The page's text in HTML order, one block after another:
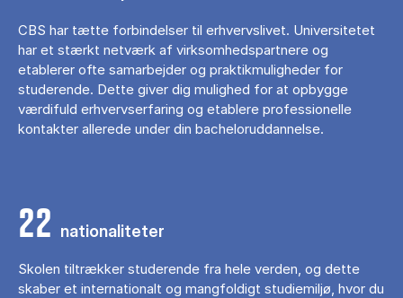
CBS har tætte forbindelser til erhvervslivet. Universitetet
har et stærkt netværk af virksomhedspartnere og
etablerer ofte samarbejder og praktikmuligheder for
studerende. Dette giver dig mulighed for at opbygge
værdifuld erhvervserfaring og etablere professionelle
kontakter allerede under din bacheloruddannelse.
22 nationaliteter
Skolen tiltrækker studerende fra hele verden, og dette
skaber et internationalt og mangfoldigt studiemiljø, hvor du